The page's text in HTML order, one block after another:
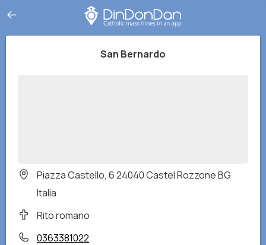
San Bernardo
Piazza Castello, 6 24040 Castel Rozzone BG
Italia
Rito romano
0363381022